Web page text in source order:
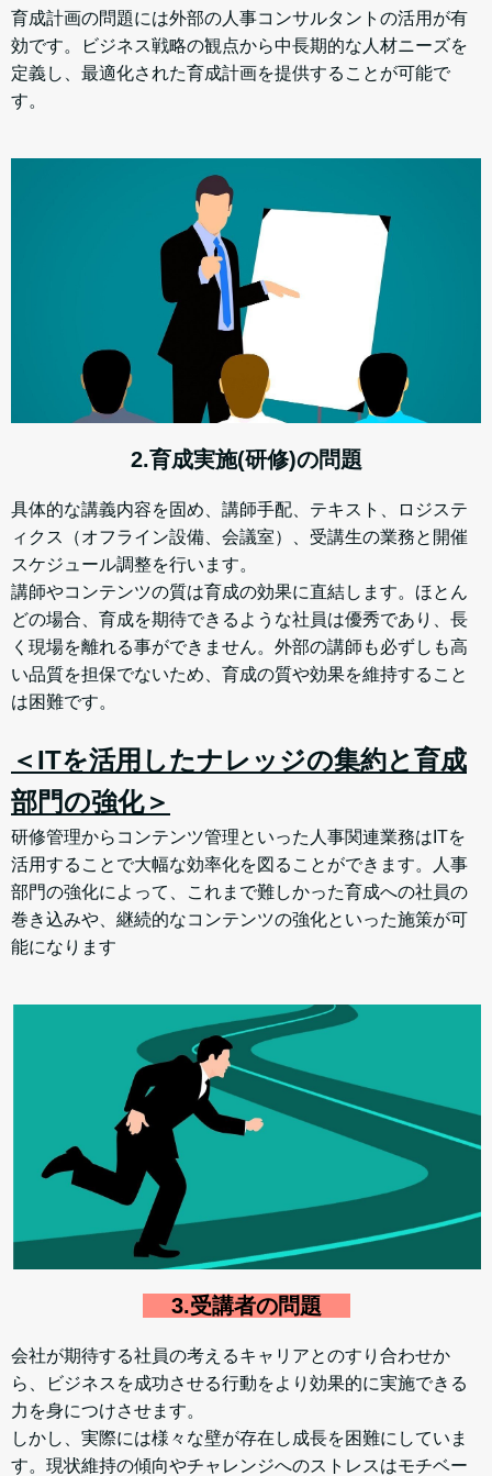
育成計画の問題には外部の人事コンサルタントの活用が有
効です。ビジネス戦略の観点から中長期的な人材ニーズを
定義し、最適化された育成計画を提供することが可能で
す。
2.育成実施(研修)の問題
具体的な講義内容を固め、講師手配、テキスト、ロジステ
ィクス（オフライン設備、会議室）、受講生の業務と開催
スケジュール調整を行います。
講師やコンテンツの質は育成の効果に直結します。ほとん
どの場合、育成を期待できるような社員は優秀であり、長
く現場を離れる事ができません。外部の講師も必ずしも高
い品質を担保でないため、育成の質や効果を維持すること
は困難です。
＜ITを活用したナレッジの集約と育成
部門の強化＞
研修管理からコンテンツ管理といった人事関連業務はITを
活用することで大幅な効率化を図ることができます。人事
部門の強化によって、これまで難しかった育成への社員の
巻き込みや、継続的なコンテンツの強化といった施策が可
能になります
3.受講者の問題
会社が期待する社員の考えるキャリアとのすり合わせか
ら、ビジネスを成功させる行動をより効果的に実施できる
力を身につけさせます。
しかし、実際には様々な壁が存在し成長を困難にしていま
す。現状維持の傾向やチャレンジへのストレスはモチベー